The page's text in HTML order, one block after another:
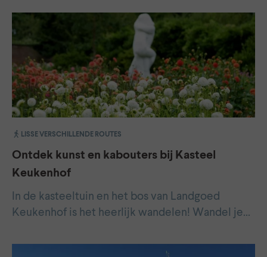
LISSE VERSCHILLENDE ROUTES
Ontdek kunst en kabouters bij Kasteel
Keukenhof
In de kasteeltuin en het bos van Landgoed
Keukenhof is het heerlijk wandelen! Wandel je…